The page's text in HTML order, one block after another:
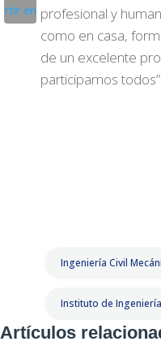
profesional y
como en casa,
de un excelente
participamos
Ingeniería Civil
Instituto de
Artículos